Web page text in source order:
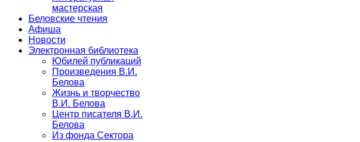
мастерская
Беловские чтения
Афиша
Новости
Электронная библиотека
Юбилей публикаций
Произведения В.И.
Белова
Жизнь и творчество
В.И. Белова
Центр писателя В.И.
Белова
Из фонда Сектора